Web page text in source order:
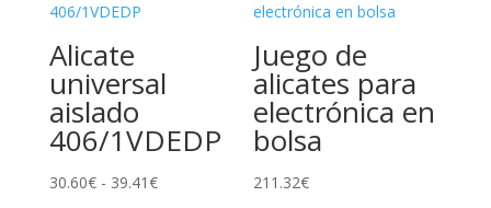
Alicate
universal
aislado
406/1VDEDP
30.60€ - 39.41€Rango
Juego de
alicates para
electrónica en
bolsa
211.32€